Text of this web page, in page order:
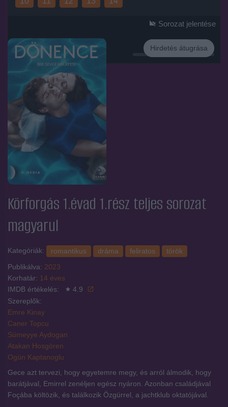
Hirdetés
Hirdetés átugrása
Sorozat jelentése
Körforgás 1.évad 1.rész teljes sorozat
magyarul
Kategóriák: romantikus dráma feliratos
török
Publikálva: 2023
Korhatár: 14 éves
IMDB értékelés:
4.9
Szereplők:
Emre Kinay
Caner Topcu
Sümeyye Aydogan
Atakan Hosgören
Ogün Kaptanoglu
Gece azt tervezi, hogy egyetemre megy, és arról álmodik, hogy
barátjával, Emirrel zenéljen egész nyáron. Azonban családjával
Foçába költözik, és találkozik Özgürrel, a jachtklub oktatójával.